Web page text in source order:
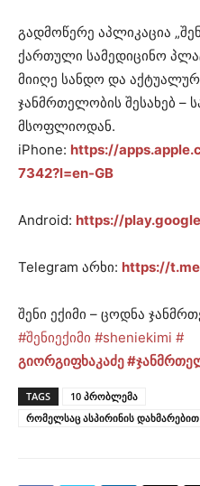
გადმოწერე აპლიკაცია
ქართული სამედიცინო
მიიღე სანდო და
ჯანმრთელობის შესახებ
მსოფლიოდან.
iPhone: https://
7342?l=en-GB
Android: https://
Telegram არხი: https://
შენი ექიმი – ცოდნა
#შენიექიმი #sheniekimi #
გიორგიფხაკაძე
TAGS
10 პრობლემა
რომელსაც ასპირინის